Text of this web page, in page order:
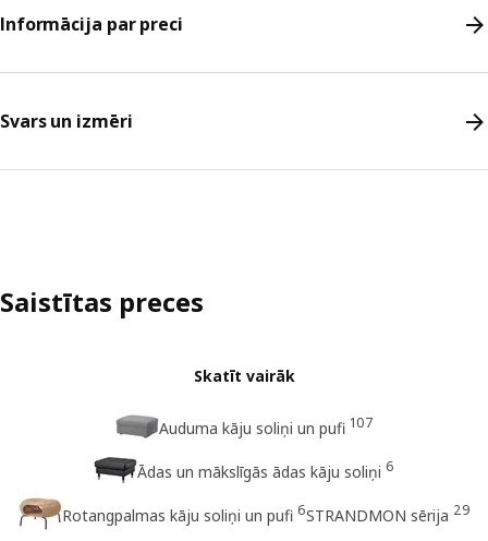
Informācija par preci
Svars un izmēri
Saistītas preces
Skatīt vairāk
Auduma kāju soliņi un pufi 107
Ādas un mākslīgās ādas kāju soliņi 6
Rotangpalmas kāju soliņi un pufi 6STRANDMON sērija 29